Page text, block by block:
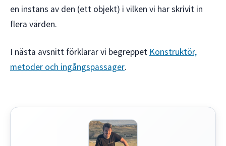
en instans av den (ett objekt) i vilken vi har skrivit in
flera värden.
I nästa avsnitt förklarar vi begreppet Konstruktör,
metoder och ingångspassager.